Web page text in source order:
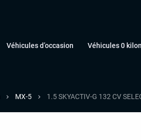
Véhicules d’occasion Véhicules 0
MX-5 1.5 SKYACTIV-G 132 CV